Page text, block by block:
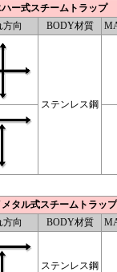
ー式スチームトラップ
方向 BODY材質
ステンレス鋼
タル式スチームトラップ
方向 BODY材質
ステンレス鋼